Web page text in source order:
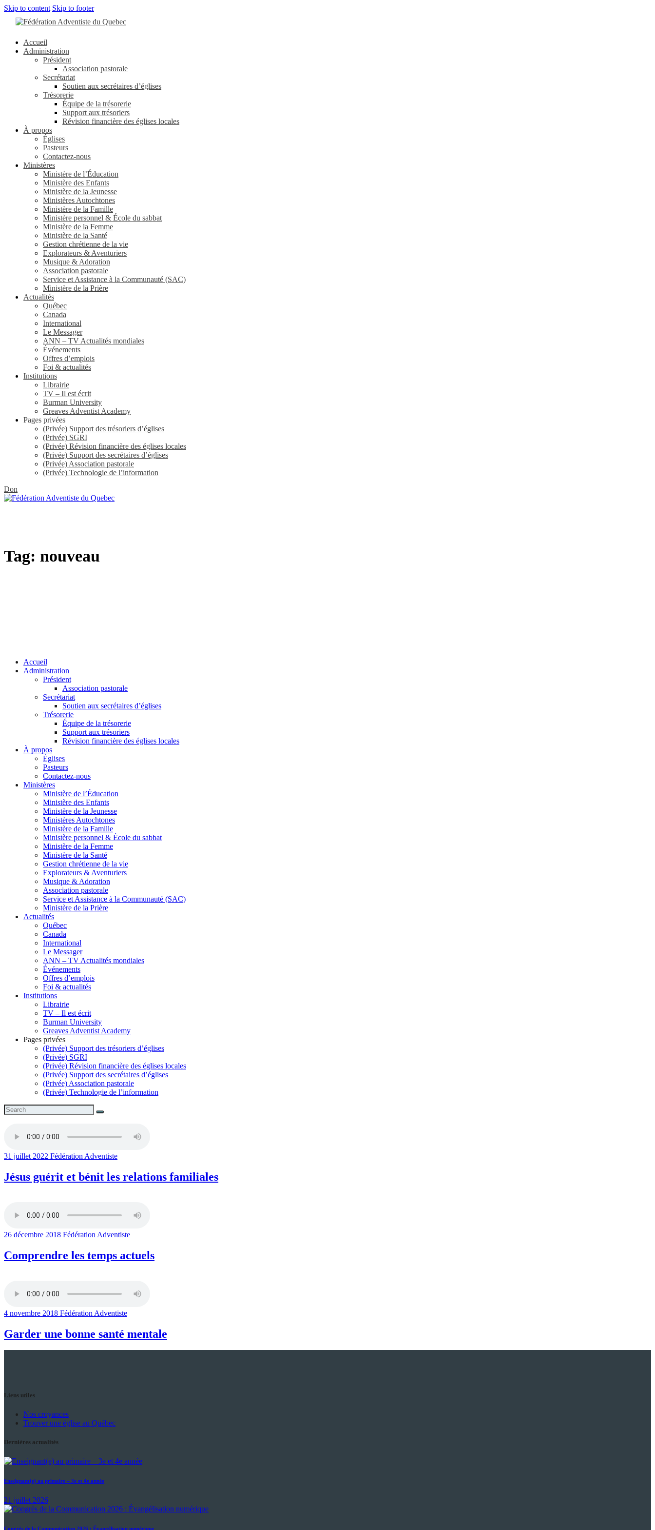
Skip to content Skip to footer
Accueil
Administration
Président
Association pastorale
Secrétariat
Soutien aux secrétaires d’églises
Trésorerie
Équipe de la trésorerie
Support aux trésoriers
Révision financière des églises locales
À propos
Églises
Pasteurs
Contactez-nous
Ministères
Ministère de l’Éducation
Ministère des Enfants
Ministère de la Jeunesse
Ministères Autochtones
Ministère de la Famille
Ministère personnel & École du sabbat
Ministère de la Femme
Ministère de la Santé
Gestion chrétienne de la vie
Explorateurs & Aventuriers
Musique & Adoration
Association pastorale
Service et Assistance à la Communauté (SAC)
Ministère de la Prière
Actualités
Québec
Canada
International
Le Messager
ANN – TV Actualités mondiales
Événements
Offres d’emplois
Foi & actualités
Institutions
Librairie
TV – Il est écrit
Burman University
Greaves Adventist Academy
Pages privées
(Privée) Support des trésoriers d’églises
(Privée) SGRI
(Privée) Révision financière des églises locales
(Privée) Support des secrétaires d’églises
(Privée) Association pastorale
(Privée) Technologie de l’information
Don
Tag: nouveau
Accueil
Administration
Président
Association pastorale
Secrétariat
Soutien aux secrétaires d’églises
Trésorerie
Équipe de la trésorerie
Support aux trésoriers
Révision financière des églises locales
À propos
Églises
Pasteurs
Contactez-nous
Ministères
Ministère de l’Éducation
Ministère des Enfants
Ministère de la Jeunesse
Ministères Autochtones
Ministère de la Famille
Ministère personnel & École du sabbat
Ministère de la Femme
Ministère de la Santé
Gestion chrétienne de la vie
Explorateurs & Aventuriers
Musique & Adoration
Association pastorale
Service et Assistance à la Communauté (SAC)
Ministère de la Prière
Actualités
Québec
Canada
International
Le Messager
ANN – TV Actualités mondiales
Événements
Offres d’emplois
Foi & actualités
Institutions
Librairie
TV – Il est écrit
Burman University
Greaves Adventist Academy
Pages privées
(Privée) Support des trésoriers d’églises
(Privée) SGRI
(Privée) Révision financière des églises locales
(Privée) Support des secrétaires d’églises
(Privée) Association pastorale
(Privée) Technologie de l’information
31 juillet 2022 Fédération Adventiste
Jésus guérit et bénit les relations familiales
26 décembre 2018 Fédération Adventiste
Comprendre les temps actuels
4 novembre 2018 Fédération Adventiste
Garder une bonne santé mentale
Liens utiles
Nos croyances
Trouver une église au Québec
Dernières actualités
Enseignant(e) au primaire – 3e et 4e année
21 juillet 2026
Congrès de la Communication 2026 : Évangélisation numérique